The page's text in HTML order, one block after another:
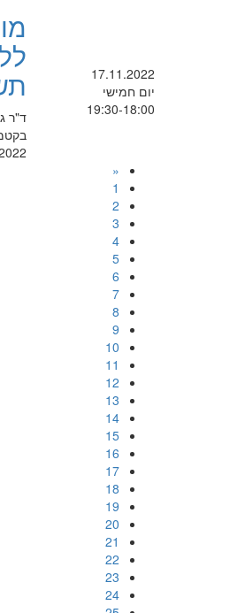
17.11.2022
יום חמישי
19:30-18:00
ד"ר
«
1
2
3
4
5
6
7
8
9
10
11
12
13
14
15
16
17
18
19
20
21
22
23
24